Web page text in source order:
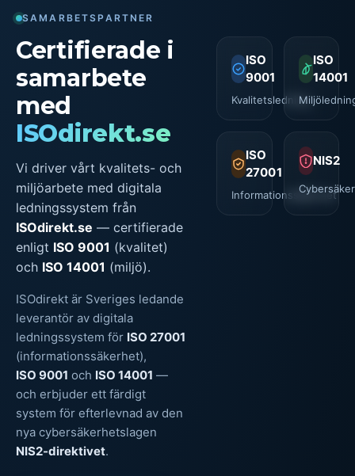
SAMARBETSPARTNER
Certifierade i
samarbete
med
ISOdirekt.se
Vi driver vårt kvalitets- och
miljöarbete med digitala
ledningssystem från
ISOdirekt.se — certifierade
enligt ISO 9001 (kvalitet)
och ISO 14001 (miljö).
ISOdirekt är Sveriges ledande
leverantör av digitala
ledningssystem för ISO 27001
(informationssäkerhet),
ISO 9001 och ISO 14001 —
och erbjuder ett färdigt
system för efterlevnad av den
nya cybersäkerhetslagen
NIS2-direktivet.
ISO
9001
Kvalitetsledning
ISO
14001
ISO
27001
Informationssäkerhet
NIS2